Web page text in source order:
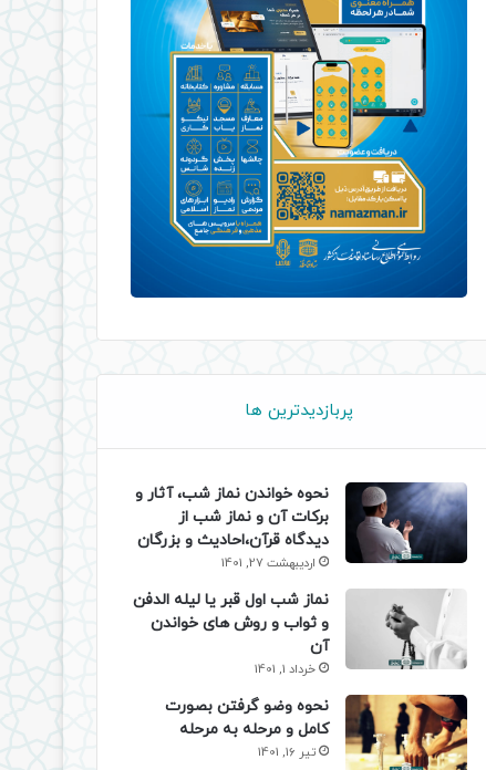
پربازدیدترین ها
نحوه خواندن نماز شب، آثار و
برکات آن و نماز شب از
دیدگاه قرآن،احادیث و بزرگان
اردیبهشت 27, 1401
نماز شب اول قبر یا لیله الدفن
و ثواب و روش های خواندن
آن
خرداد 1, 1401
نحوه وضو گرفتن بصورت
کامل و مرحله به مرحله
تیر 16, 1401